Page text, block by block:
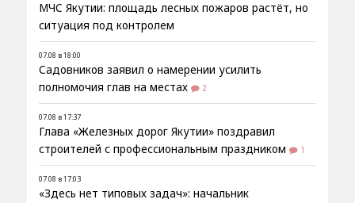
МЧС Якутии: площадь лесных пожаров растёт, но
ситуация под контролем
07.08 в 18:00
Садовников заявил о намерении усилить
полномочия глав на местах
2
07.08 в 17:37
Глава «Железных дорог Якутии» поздравил
строителей с профессиональным праздником
1
07.08 в 17:03
«Здесь нет типовых задач»: начальник